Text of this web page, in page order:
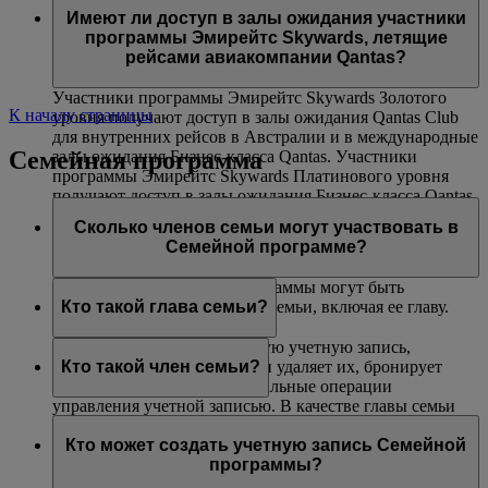
авиакомпаниями Эмирейтс и flydubai. Данная
возможность недоступна на совместных рейсах,
выполняемых другими авиакомпаниями, и на
маршрутах, включающих рейсы других авиакомпаний.
(только на маршрутах, где действуют ограничения
по весу).
Платинового и Золотого уровней могут воспользоваться
услугой приоритетной посадки в самолет.
Имеют ли доступ в залы ожидания участники
программы Эмирейтс Skywards, летящие
рейсами авиакомпании Qantas?
Участники программы Эмирейтс Skywards Золотого
уровня получают доступ в залы ожидания Qantas Club
для внутренних рейсов в Австралии и в международные
залы ожидания Бизнес-класса Qantas. Участники
программы Эмирейтс Skywards Платинового уровня
получают доступ в залы ожидания Бизнес-класса Qantas
внутренних рейсов в Австралии и в международные
залы ожидания Бизнес-класса Qantas.
К началу страницы
Семейная программа
Сколько членов семьи могут участвовать в
Семейной программе?
В одну учетную запись программы могут быть
включены до восьми членов семьи, включая ее главу.
Кто такой глава семьи?
Глава семьи создает Семейную учетную запись,
добавляет в нее участников и удаляет их, бронирует
билеты и выполняет все остальные операции
управления учетной записью. В качестве главы семьи
18 лет. Чтобы добавить участника программы Skysurfers
в учетную запись Семейной программы, глава семьи
Кто такой член семьи?
Семейной программы и может внести 0 % или 100 %
своих миль Skywards, полученных за перелеты рейсами
Кто может создать учетную запись Семейной
программы?